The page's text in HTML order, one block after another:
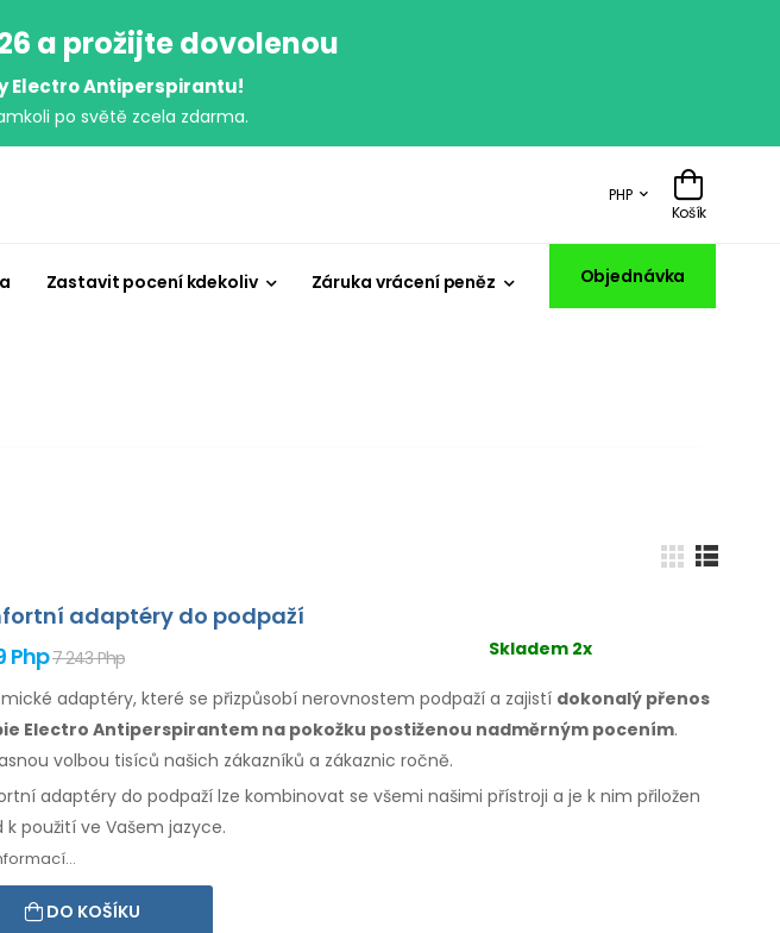
a prožijte dovolenou
Electro Antiperspirantu!
po světě zcela zdarma.
PHP
Košík
Zastavit pocení kdekoliv Záruka vrácení peněz Objednávka
adaptéry do podpaží
Php7 243 Php Skladem 2x
adaptéry, které se přizpůsobí nerovnostem podpaží a zajistí dokonalý přenos
Electro Antiperspirantemna pokožku postiženou nadměrným pocením.
volbou tisíců našich zákazníků a zákaznic ročně.
adaptéry do podpaží lze kombinovat se všemi našimi přístroji a je k nim přiložen
k použití ve Vašem jazyce.
DO KOŠÍKU